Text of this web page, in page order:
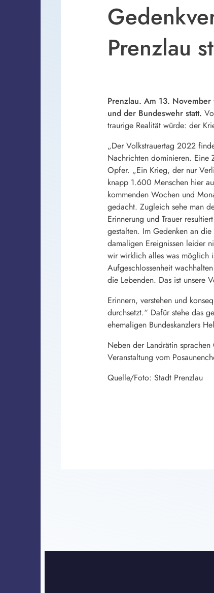
Prenzlau
Prenzlau. Am 13.
und der Bundeswehr statt.
traurige Realität würde: der
„Der Volkstrauertag 2022
Nachrichten dominieren. Eine
Opfer. „Ein Krieg, der nur
knapp 1.600 Menschen hier
kommenden Wochen und
gedacht. Zugleich sehe man
Erinnerung und Trauer
gestalten. Im Gedenken an
damaligen Ereignissen leider
wir wirklich alles was möglich
Aufgeschlossenheit
die Lebenden. Das ist unsere
Erinnern, verstehen und
durchsetzt.“ Dafür stehe das
ehemaligen Bundeskanzlers
Neben der Landrätin
Veranstaltung vom
Quelle/Foto: Stadt Prenzlau